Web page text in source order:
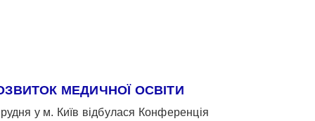
МЕДИЧНОЇ ОСВІТИ
у м. Київ відбулася Конференція